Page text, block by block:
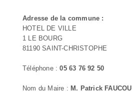
Adresse de la commune :
HOTEL DE VILLE
1 LE BOURG
81190 SAINT-CHRISTOPHE
Téléphone :05 63 76 92 50
Nom du Maire : M. Patrick FAUCOU